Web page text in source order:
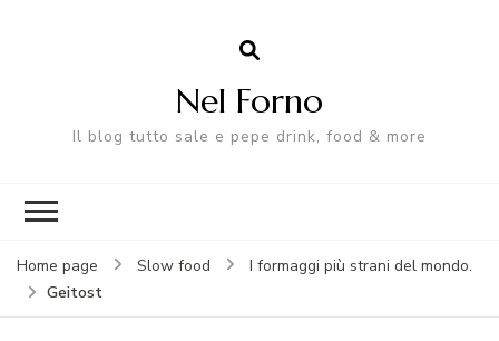
Nel Forno
Il blog tutto sale e pepe drink, food & more
Home page Slow food
I formaggi più strani del mondo.
Geitost